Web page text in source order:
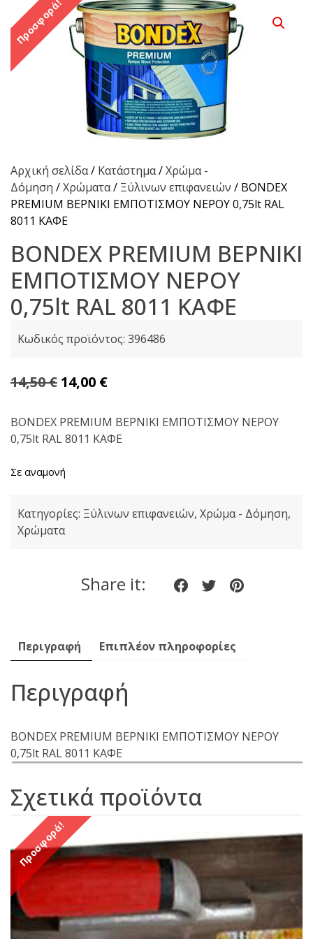
Προσφορά!
Αρχική σελίδα/ Κατάστημα/Χρώμα -
Δόμηση /Χρώματα/ Ξύλινων επιφανειών / BONDEX
PREMIUM ΒΕΡΝΙΚΙ ΕΜΠΟΤΙΣΜOY NEΡΟΥ 0,75lt RAL
8011 KAΦΕ
BONDEX PREMIUM ΒΕΡΝΙΚΙ
ΕΜΠΟΤΙΣΜOY NEΡΟΥ
0,75lt RAL 8011 KAΦΕ
Κωδικός προϊόντος: 396486
14,50€ Original
was:
14,50 €.
14,00 €Η
τιμή
είναι:
BONDEX PREMIUM ΒΕΡΝΙΚΙ ΕΜΠΟΤΙΣΜOY NEΡΟΥ
0,75lt RAL 8011 KAΦΕ
Σε αναμονή
Κατηγορίες: Ξύλινων επιφανειών, Χρώμα - Δόμηση,
Χρώματα
Share it:
ShareShare
Περιγραφή Επιπλέον πληροφορίες
Περιγραφή
BONDEX PREMIUM ΒΕΡΝΙΚΙ ΕΜΠΟΤΙΣΜOY NEΡΟΥ
0,75lt RAL 8011 KAΦΕ
Σχετικά προϊόντα
Προσφορά!